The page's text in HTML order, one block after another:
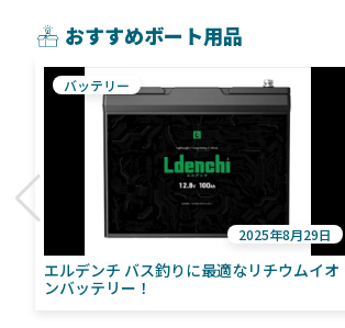
おすすめボート用品
エルデンチ バス釣りに最適なリチウムイオ
ンバッテリー！
バッテリー
2025年8月29日